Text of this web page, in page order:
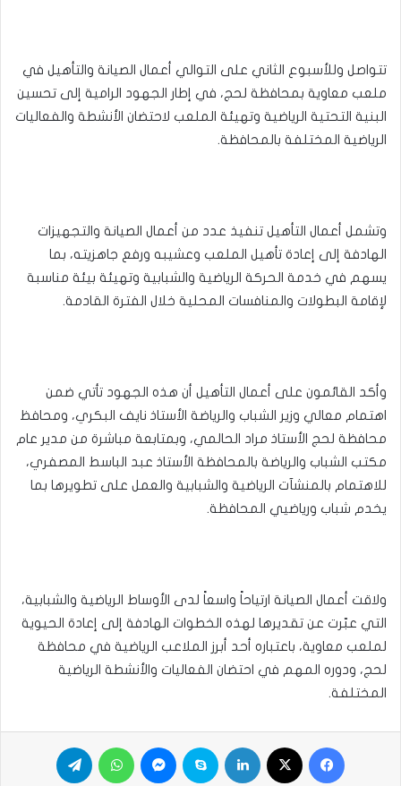
تتواصل وللأسبوع الثاني على التوالي أعمال الصيانة والتأهيل في
ملعب معاوية بمحافظة لحج، في إطار الجهود الرامية إلى تحسين
البنية التحتية الرياضية وتهيئة الملعب لاحتضان الأنشطة والفعاليات
الرياضية المختلفة بالمحافظة.
وتشمل أعمال التأهيل تنفيذ عدد من أعمال الصيانة والتجهيزات
الهادفة إلى إعادة تأهيل الملعب وعشيبه ورفع جاهزيته، بما
يسهم في خدمة الحركة الرياضية والشبابية وتهيئة بيئة مناسبة
لإقامة البطولات والمنافسات المحلية خلال الفترة القادمة.
وأكد القائمون على أعمال التأهيل أن هذه الجهود تأتي ضمن
اهتمام معالي وزير الشباب والرياضة الأستاذ نايف البكري، ومحافظ
محافظة لحج الأستاذ مراد الحالمي، وبمتابعة مباشرة من مدير عام
مكتب الشباب والرياضة بالمحافظة الأستاذ عبد الباسط المصفري،
للاهتمام بالمنشآت الرياضية والشبابية والعمل على تطويرها بما
يخدم شباب ورياضيي المحافظة.
ولاقت أعمال الصيانة ارتياحاً واسعاً لدى الأوساط الرياضية والشبابية،
التي عبّرت عن تقديرها لهذه الخطوات الهادفة إلى إعادة الحيوية
لملعب معاوية، باعتباره أحد أبرز الملاعب الرياضية في محافظة
لحج، ودوره المهم في احتضان الفعاليات والأنشطة الرياضية
المختلفة.